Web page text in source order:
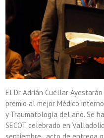
El Dr Adrián Cuéllar
premio al mejor Médico
y Traumatología del año. Se
SECOT celebrado en